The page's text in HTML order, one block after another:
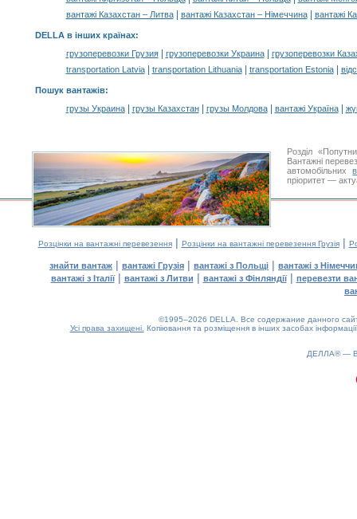
вантажі Казахстан – Литва| вантажі Казахстан – Німеччина| вантажі
DELLA в інших країнах:
грузоперевозки Грузия| грузоперевозки Украина|
грузоперевозки
transportation Latvia| transportation Lithuania| transportation Estonia|
Пошук вантажів:
грузы Украина| грузы Казахстан| грузы Молдова| вантажі Україна|
Розділ
Вантажні
автомобільних
пріоритет —
Розцінки на вантажні перевезення| Розцінки на вантажні перевезення Грузія|
знайти вантаж | вантажі Грузія | вантажі з Польщі | вантажі з
вантажі з Італії| вантажі з Литви | вантажі з Фінляндії| перевезти
©1995–2026 DELLA. Все содержание данного
Усі права захищені. Копіювання та розміщення в інших засобах
ДЕЛЛА® —